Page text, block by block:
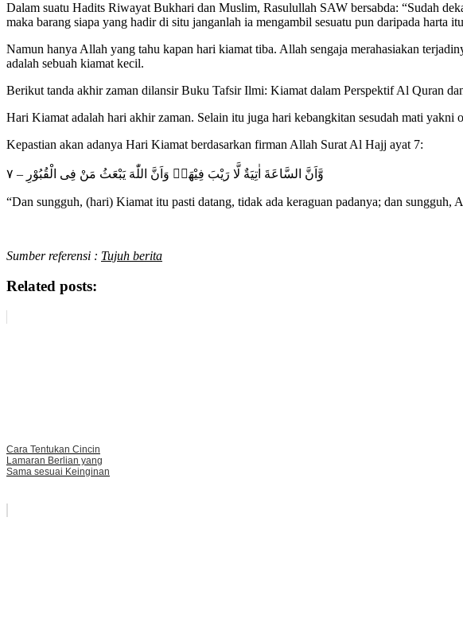
Dalam suatu Hadits Riwayat Bukhari dan Muslim, Rasulullah SAW bersabda: “Sudah
maka barang siapa yang hadir di situ janganlah ia mengambil sesuatu pun daripada harta
Namun hanya Allah yang tahu kapan hari kiamat tiba. Allah sengaja merahasiakan
adalah sebuah kiamat kecil.
Berikut tanda akhir zaman dilansir Buku Tafsir Ilmi: Kiamat dalam Perspektif Al Quran
Hari Kiamat adalah hari akhir zaman. Selain itu juga hari kebangkitan sesudah mati
Kepastian akan adanya Hari Kiamat berdasarkan firman Allah Surat Al Hajj ayat 7:
وَّاَنَّ السَّاعَةَ اٰتِيَةٌ لَّا رَيْبَ فِيْهَاۙ وَاَنَّ اللّٰهَ يَبْعَثُ مَنْ فِى الْقُبُوْرِ – ٧
“Dan sungguh, (hari) Kiamat itu pasti datang, tidak ada keraguan padanya; dan
Sumber referensi : Tujuh berita
Related posts:
Cara Tentukan Cincin
Lamaran Berlian yang
Sama sesuai Keinginan